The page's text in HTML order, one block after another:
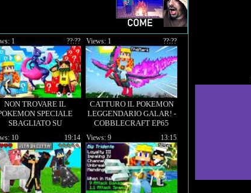
NON TROVARE IL
SPECIALE
SBAGLIATO SU
MINECRAFT - ITA
??:??
1
CATTURO IL POKEMON
LEGGENDARIO GALAR! -
COBBLECRAFT EP65
??:??
Views: 1
19:14
10 13:15
Views: 9